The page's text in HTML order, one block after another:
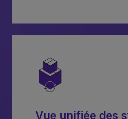
Vue unifiée des